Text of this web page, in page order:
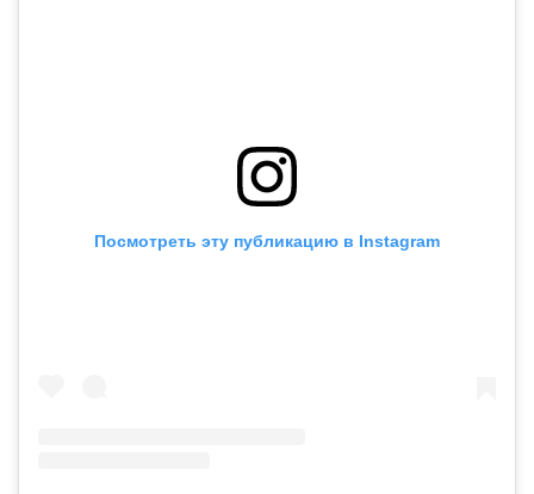
Посмотреть эту публикацию в Instagram